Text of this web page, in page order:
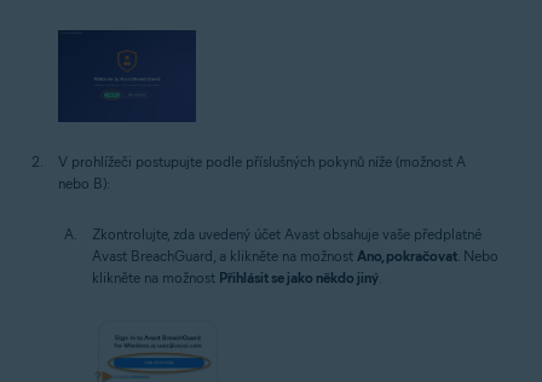
V prohlížeči postupujte podle příslušných pokynů níže (možnost A
nebo B):
Zkontrolujte, zda uvedený účet Avast obsahuje vaše předplatné
Avast BreachGuard, a klikněte na možnost Ano, pokračovat. Nebo
klikněte na možnost Přihlásit se jako někdo jiný.